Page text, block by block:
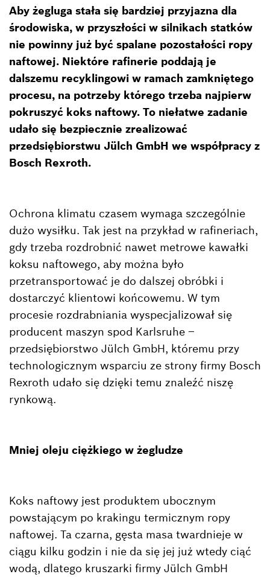
Aby żegluga stała się bardziej przyjazna dla
środowiska, w przyszłości w silnikach statków
nie powinny już być spalane pozostałości ropy
naftowej. Niektóre rafinerie poddają je
dalszemu recyklingowi w ramach zamkniętego
procesu, na potrzeby którego trzeba najpierw
pokruszyć koks naftowy. To niełatwe zadanie
udało się bezpiecznie zrealizować
przedsiębiorstwu Jülch GmbH we współpracy z
Bosch Rexroth.
Ochrona klimatu czasem wymaga szczególnie
dużo wysiłku. Tak jest na przykład w rafineriach,
gdy trzeba rozdrobnić nawet metrowe kawałki
koksu naftowego, aby można było
przetransportować je do dalszej obróbki i
dostarczyć klientowi końcowemu. W tym
procesie rozdrabniania wyspecjalizował się
producent maszyn spod Karlsruhe –
przedsiębiorstwo Jülch GmbH, któremu przy
technologicznym wsparciu ze strony firmy Bosch
Rexroth udało się dzięki temu znaleźć niszę
rynkową.
Mniej oleju ciężkiego w żegludze
Koks naftowy jest produktem ubocznym
powstającym po krakingu termicznym ropy
naftowej. Ta czarna, gęsta masa twardnieje w
ciągu kilku godzin i nie da się jej już wtedy ciąć
wodą, dlatego kruszarki firmy Jülch GmbH